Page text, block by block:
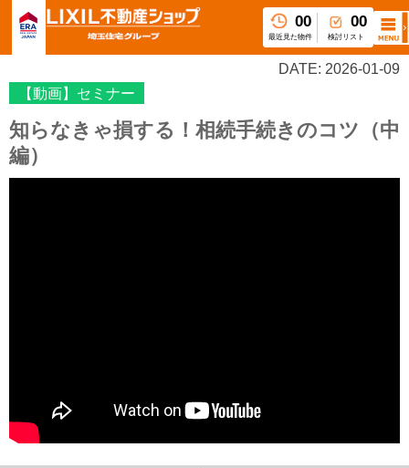
00
最近見た物件
00
検討リスト
DATE: 2026-01-09
【動画】セミナー
知らなきゃ損する！相続手続きのコツ（中
編）